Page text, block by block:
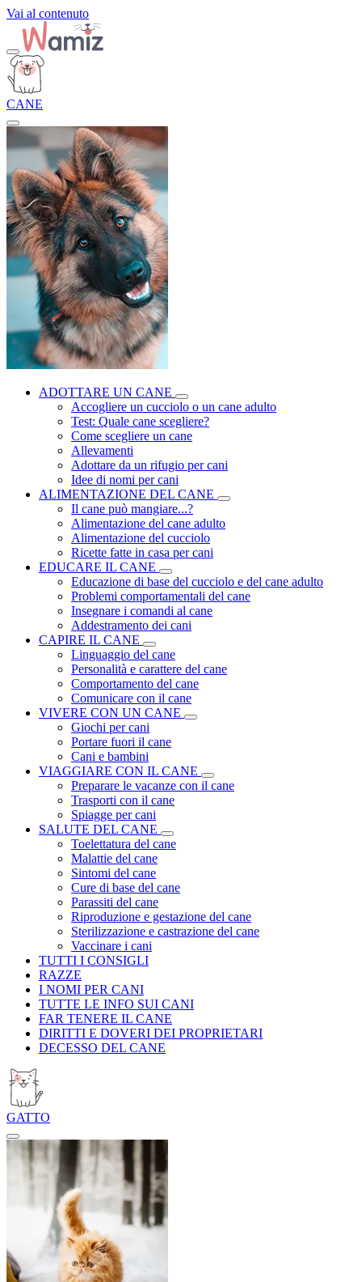
Vai al contenuto
CANE
ADOTTARE UN CANE
Accogliere un cucciolo o un cane adulto
Test: Quale cane scegliere?
Come scegliere un cane
Allevamenti
Adottare da un rifugio per cani
Idee di nomi per cani
ALIMENTAZIONE DEL CANE
Il cane può mangiare...?
Alimentazione del cane adulto
Alimentazione del cucciolo
Ricette fatte in casa per cani
EDUCARE IL CANE
Educazione di base del cucciolo e del cane adulto
Problemi comportamentali del cane
Insegnare i comandi al cane
Addestramento dei cani
CAPIRE IL CANE
Linguaggio del cane
Personalità e carattere del cane
Comportamento del cane
Comunicare con il cane
VIVERE CON UN CANE
Giochi per cani
Portare fuori il cane
Cani e bambini
VIAGGIARE CON IL CANE
Preparare le vacanze con il cane
Trasporti con il cane
Spiagge per cani
SALUTE DEL CANE
Toelettatura del cane
Malattie del cane
Sintomi del cane
Cure di base del cane
Parassiti del cane
Riproduzione e gestazione del cane
Sterilizzazione e castrazione del cane
Vaccinare i cani
TUTTI I CONSIGLI
RAZZE
I NOMI PER CANI
TUTTE LE INFO SUI CANI
FAR TENERE IL CANE
DIRITTI E DOVERI DEI PROPRIETARI
DECESSO DEL CANE
GATTO